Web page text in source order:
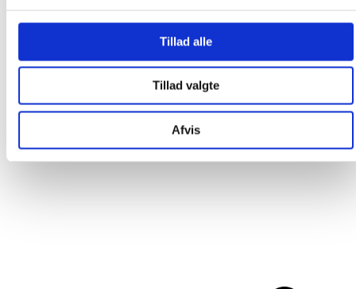
Tillad alle
Tillad valgte
Afvis
Addi Strikketilbehør
Smukke islandske uldtæpper fra Ístex
Videoer